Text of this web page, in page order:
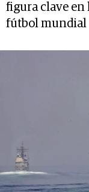
figura clave en
fútbol mundial